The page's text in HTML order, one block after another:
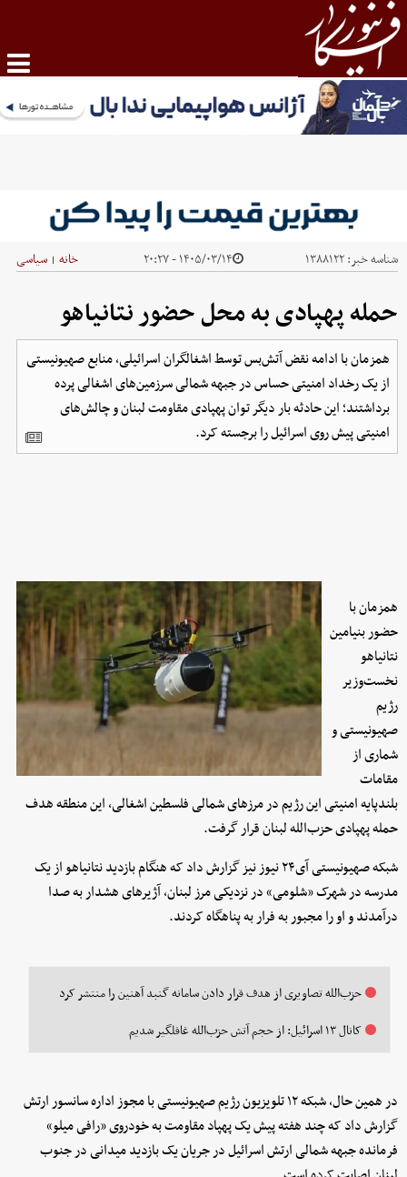
شناسه خبر:۱۳۸۸۱۲۲ ۱۴۰۵/۰۳/۱۴ - ۲۰:۲۷ خانه | سیاسی
حمله پهپادی به محل حضور نتانیاهو
همزمان با ادامه نقض آتش‌بس توسط اشغالگران اسرائیلی، منابع صهیونیستی
از یک رخداد امنیتی حساس در جبهه شمالی سرزمین‌های اشغالی پرده
برداشتند؛ این حادثه بار دیگر توان پهپادی مقاومت لبنان و چالش‌های
امنیتی پیش روی اسرائیل را برجسته کرد.
همزمان با
حضور بنیامین
نتانیاهو
نخست‌وزیر
رژیم
صهیونیستی و
شماری از
مقامات
بلندپایه امنیتی این رژیم در مرزهای شمالی فلسطین اشغالی، این منطقه هدف
حمله پهپادی حزب‌الله لبنان قرار گرفت.
شبکه صهیونیستی آی۲۴ نیوز نیز گزارش داد که هنگام بازدید نتانیاهو از یک
مدرسه در شهرک «شلومی» در نزدیکی مرز لبنان، آژیرهای هشدار به صدا
درآمدند و او را مجبور به فرار به پناهگاه کردند.
حزب‌الله تصاویری از هدف قرار دادن سامانه گنبد آهنین را منتشر کرد
کانال ۱۳ اسرائیل: از حجم آتش حزب‌الله غافلگیر شدیم
در همین حال، شبکه ۱۲ تلویزیون رژیم صهیونیستی با مجوز اداره سانسور ارتش
گزارش داد که چند هفته پیش یک پهپاد مقاومت به خودروی «رافی میلو»
فرمانده جبهه شمالی ارتش اسرائیل در جریان یک بازدید میدانی در جنوب